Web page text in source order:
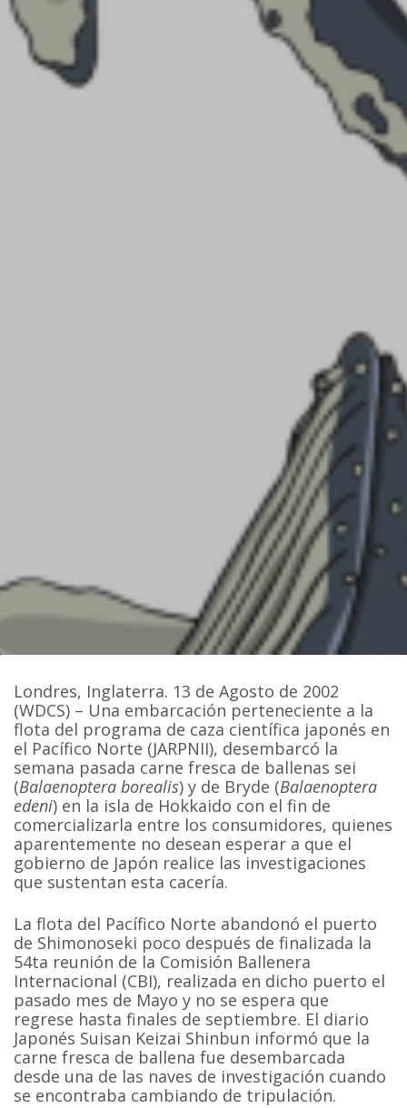
Londres, Inglaterra. 13 de Agosto de 2002
(WDCS) – Una embarcación perteneciente a la
flota del programa de caza científica japonés en
el Pacífico Norte (JARPNII), desembarcó la
semana pasada carne fresca de ballenas sei
(Balaenoptera borealis) y de Bryde (Balaenoptera
edeni) en la isla de Hokkaido con el fin de
comercializarla entre los consumidores, quienes
aparentemente no desean esperar a que el
gobierno de Japón realice las investigaciones
que sustentan esta cacería.
La flota del Pacífico Norte abandonó el puerto
de Shimonoseki poco después de finalizada la
54ta reunión de la Comisión Ballenera
Internacional (CBI), realizada en dicho puerto el
pasado mes de Mayo y no se espera que
regrese hasta finales de septiembre. El diario
Japonés Suisan Keizai Shinbun informó que la
carne fresca de ballena fue desembarcada
desde una de las naves de investigación cuando
se encontraba cambiando de tripulación.